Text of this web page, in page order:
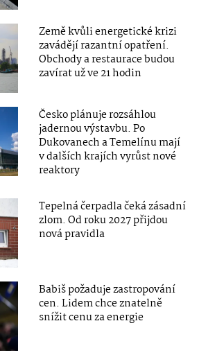
Země kvůli energetické krizi
zavádějí razantní opatření.
Obchody a restaurace budou
zavírat už ve 21 hodin
Česko plánuje rozsáhlou
jadernou výstavbu. Po
Dukovanech a Temelínu mají
v dalších krajích vyrůst nové
reaktory
Tepelná čerpadla čeká zásadní
zlom. Od roku 2027 přijdou
nová pravidla
Babiš požaduje zastropování
cen. Lidem chce znatelně
snížit cenu za energie